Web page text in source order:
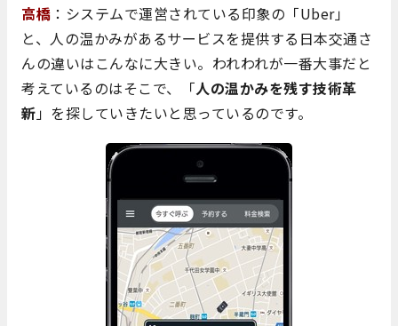
高橋 ：システムで運営されている印象の「Uber」
と、人の温かみがあるサービスを提供する日本交通さ
んの違いはこんなに大きい。われわれが一番大事だと
考えているのはそこで、「人の温かみを残す技術革
新 」を探していきたいと思っているのです。